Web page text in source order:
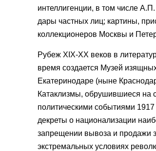
интеллигенции, в том числе
дары частных лиц; картины,
коллекционеров Москвы и
Рубеж XIX-XX веков в
время создается Музей
Екатеринодаре (ныне
Катаклизмы, обрушившиеся на
политическими событиями
декреты о национализации
запрещении вывоза и продажи
экстремальных условиях